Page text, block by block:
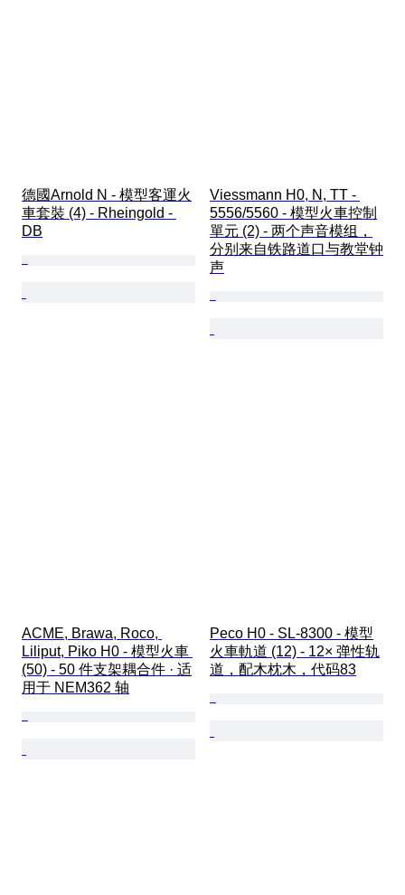
德國Arnold N - 模型客運火
車套裝 (4) - Rheingold -
DB
Viessmann H0, N, TT -
5556/5560 - 模型火車控制
單元 (2) - 两个声音模组，
分别来自铁路道口与教堂钟
声
ACME, Brawa, Roco,
Liliput, Piko H0 - 模型火車
(50) - 50 件支架耦合件 · 适
用于 NEM362 轴
Peco H0 - SL-8300 - 模型
火車軌道 (12) - 12× 弹性轨
道，配木枕木，代码83